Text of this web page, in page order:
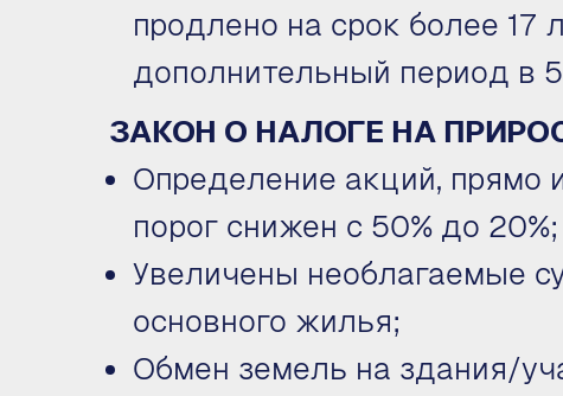
продлено на срок более 17
дополнительный период в
ЗАКОН О НАЛОГЕ НА
Определение акций, прямо
порог снижен с 50% до 20%;
Увеличены необлагаемые
основного жилья;
Обмен земель на здания/